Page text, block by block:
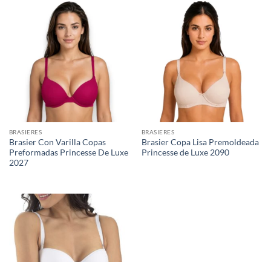
BRASIERES
Brasier Con Varilla Copas
Preformadas Princesse De Luxe
2027
BRASIERES
Brasier Copa Lisa Premoldeada
Princesse de Luxe 2090